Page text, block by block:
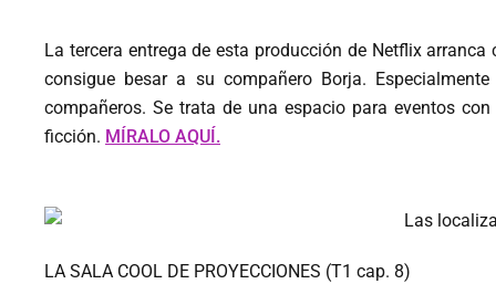
La tercera entrega de esta producción de Netflix
consigue besar a su compañero Borja.
compañeros. Se trata de una espacio para eventos
ficción. MÍRALO AQUÍ.
LA SALA COOL DE PROYECCIONES (T1 cap. 8)